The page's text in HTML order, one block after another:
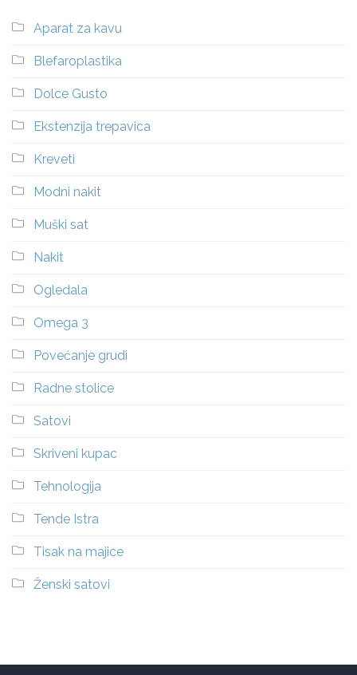
Aparat za kavu
Blefaroplastika
Dolce Gusto
Ekstenzija trepavica
Kreveti
Modni nakit
Muški sat
Nakit
Ogledala
Omega 3
Povećanje grudi
Radne stolice
Satovi
Skriveni kupac
Tehnologija
Tende Istra
Tisak na majice
Ženski satovi